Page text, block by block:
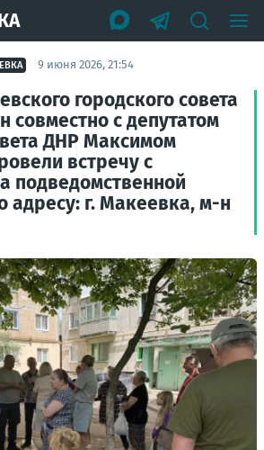
9 июня 2026, 21:54
городского совета
совместно с депутатом
ДНР Максимом
встречу с
подведомственной
адресу: г. Макеевка, м-н